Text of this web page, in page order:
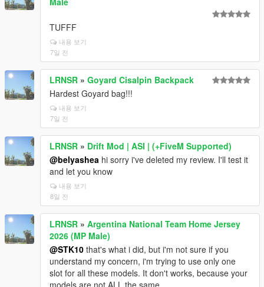
TUFFF
내용 보기
7일 전
LRNSR » Goyard Cisalpin Backpack
Hardest Goyard bag!!!
내용 보기
7일 전
LRNSR » Drift Mod | ASI | (+FiveM Supported)
@belyashea hi sorry i've deleted my review. I'll test it
and let you know
내용 보기
8일 전
LRNSR » Argentina National Team Home Jersey
2026 (MP Male)
@STK10 that's what i did, but i'm not sure if you
understand my concern, i'm trying to use only one
slot for all these models. It don't works, because your
models are not ALL the same.